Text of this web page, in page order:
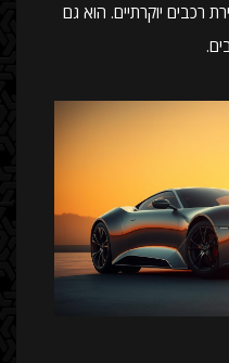
רכבים יוקרתיים. הוא גם